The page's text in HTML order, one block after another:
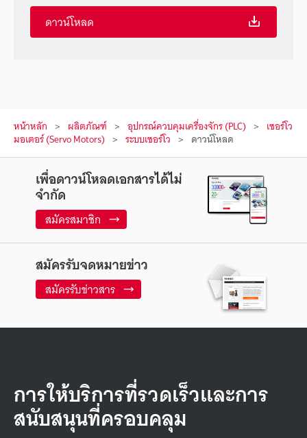
ดาวน์โหลด
หน้าหลัก ผลิตภัณฑ์ อุปกรณ์ควบคุมเครื่องจักร (PLC) เซอร์โว
มอเตอร์ (Servo Motors) ระบบเซอร์โว ดาวน์โหลด
เพื่อดาวน์โหลดเอกสารได้ไม่
จำกัด
สมัครสมาชิก
สมัครรับจดหมายข่าว
สมัครรับข่าวสาร
การให้บริการที่รวดเร็วและการ
สนับสนุนที่ครอบคลุม